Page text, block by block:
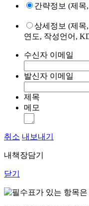
간략정보 (제목
상세정보 (제목
연도, 작성언어,
수신자 이메일
발신자 이메일
제목
메모
취소 내보내기
내책장담기
닫기
표가 있는 항목